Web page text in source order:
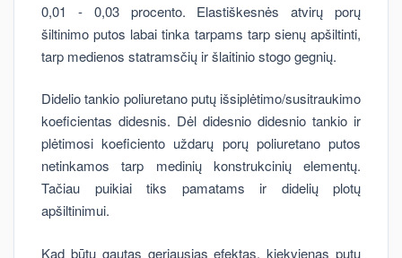
0,01 - 0,03 procento. Elastiškesnės atvirų porų
šiltinimo putos labai tinka tarpams tarp sienų apšiltinti,
tarp medienos statramsčių ir šlaitinio stogo gegnių.
Didelio tankio poliuretano putų išsiplėtimo/susitraukimo
koeficientas didesnis. Dėl didesnio didesnio tankio ir
plėtimosi koeficiento uždarų porų poliuretano putos
netinkamos tarp medinių konstrukcinių elementų.
Tačiau puikiai tiks pamatams ir didelių plotų
apšiltinimui.
Kad būtų gautas geriausias efektas, kiekvienas putų